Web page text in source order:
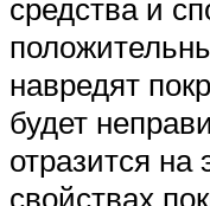
средства и
навредят
будет
отразится на
свойствах